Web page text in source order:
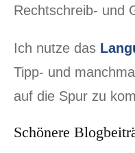
Rechtschreib- und
Ich nutze das
Tipp- und
auf die Spur zu
Schönere